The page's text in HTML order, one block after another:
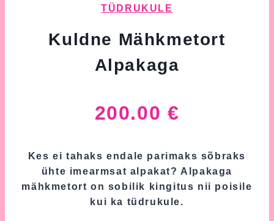
TÜDRUKULE
Kuldne Mähkmetort
Alpakaga
200.00 €
Kes ei tahaks endale parimaks sõbraks
ühte imearmsat alpakat? Alpakaga
mähkmetort on sobilik kingitus nii poisile
kui ka tüdrukule.